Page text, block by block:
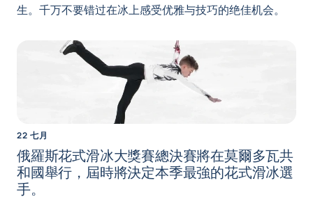
生。千万不要错过在冰上感受优雅与技巧的绝佳机会。
22 七月
俄羅斯花式滑冰大獎賽總決賽將在莫爾多瓦共
和國舉行，屆時將決定本季最強的花式滑冰選
手。